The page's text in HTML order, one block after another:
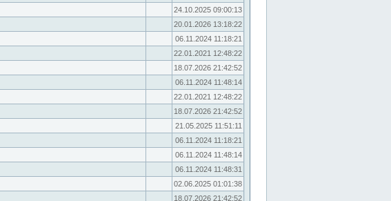
24.10.2025 09:00:13
20.01.2026 13:18:22
06.11.2024 11:18:21
22.01.2021 12:48:22
18.07.2026 21:42:52
06.11.2024 11:48:14
22.01.2021 12:48:22
18.07.2026 21:42:52
21.05.2025 11:51:11
06.11.2024 11:18:21
06.11.2024 11:48:14
06.11.2024 11:48:31
02.06.2025 01:01:38
18.07.2026 21:42:52